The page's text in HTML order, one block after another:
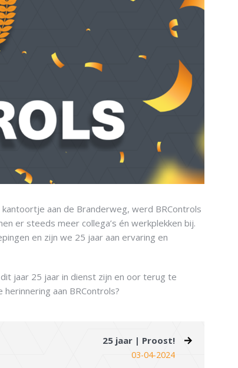
aan de Branderweg, werd BRControls
er steeds meer collega’s én werkplekken bij.
en zijn we 25 jaar aan ervaring en
jaar 25 jaar in dienst zijn en oor terug te
aan BRControls?
25 jaar | Proost!
03-04-2024